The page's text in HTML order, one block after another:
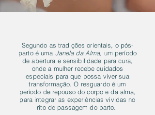
Segundo as tradições orientais, o pós-
parto é uma Janela da Alma, um período
de abertura e sensibilidade para cura,
onde a mulher recebe cuidados
especiais para que possa viver sua
transformação.O resguardo é um
período de repouso do corpo e da alma,
para integrar as experiências vividas no
rito de passagem do parto.